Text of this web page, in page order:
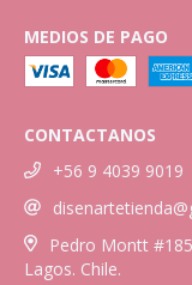
MEDIOS DE PAGO
CONTACTANOS
+56 9 4039 9019
Pedro Montt
Lagos. Chile.